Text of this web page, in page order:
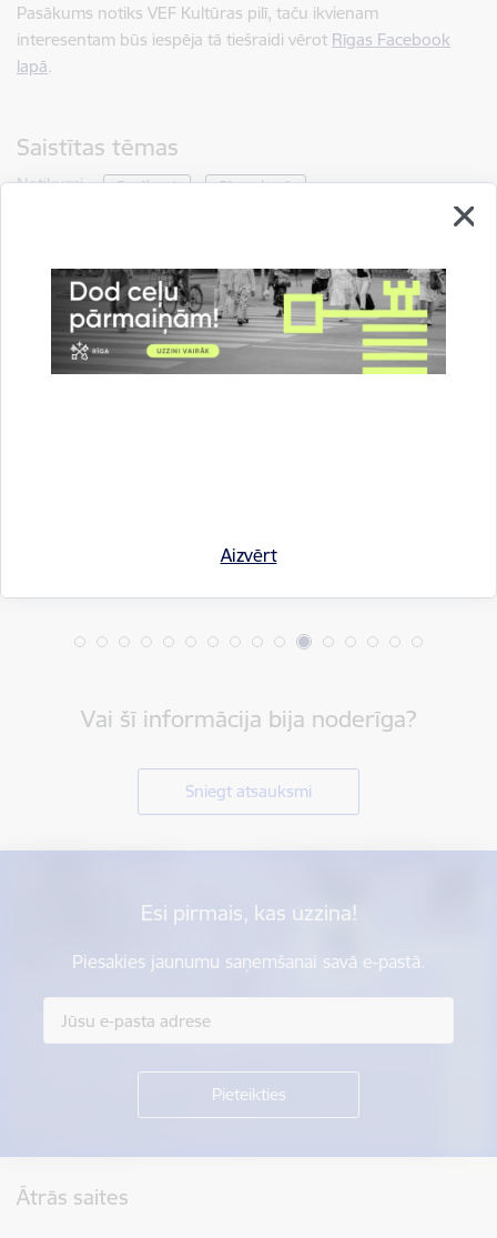
Aizvērt
Pasākums notiks VEF Kultūras pilī, taču ikvienam
interesentam būs iespēja tā tiešraidi vērot Rīgas Facebook
lapā.
Saistītas tēmas
Notikumi: Pasākumi Rīgas domē
Drukāt lapu
Dalīties
Vai šī informācija bija noderīga?
Sniegt atsauksmi
Esi pirmais, kas uzzina!
Piesakies jaunumu saņemšanai savā e-pastā.
Ātrās saites